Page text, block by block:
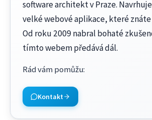
software architekt v Praze.
velké webové aplikace, které
Od roku 2009 nabral bohaté
tímto webem předává dál.
Rád vám pomůžu:
Kontakt